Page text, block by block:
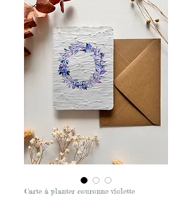
Carte à planter couronne violette